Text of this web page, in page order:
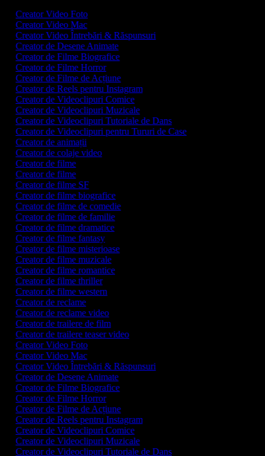
Creator Video Foto
Creator Video Mac
Creator Video Întrebări & Răspunsuri
Creator de Desene Animate
Creator de Filme Biografice
Creator de Filme Horror
Creator de Filme de Acțiune
Creator de Reels pentru Instagram
Creator de Videoclipuri Comice
Creator de Videoclipuri Muzicale
Creator de Videoclipuri Tutoriale de Dans
Creator de Videoclipuri pentru Tururi de Case
Creator de animații
Creator de colaje video
Creator de filme
Creator de filme
Creator de filme SF
Creator de filme biografice
Creator de filme de comedie
Creator de filme de familie
Creator de filme dramatice
Creator de filme fantasy
Creator de filme misterioase
Creator de filme muzicale
Creator de filme romantice
Creator de filme thriller
Creator de filme western
Creator de reclame
Creator de reclame video
Creator de trailere de film
Creator de trailere teaser video
Creator Video Foto
Creator Video Mac
Creator Video Întrebări & Răspunsuri
Creator de Desene Animate
Creator de Filme Biografice
Creator de Filme Horror
Creator de Filme de Acțiune
Creator de Reels pentru Instagram
Creator de Videoclipuri Comice
Creator de Videoclipuri Muzicale
Creator de Videoclipuri Tutoriale de Dans